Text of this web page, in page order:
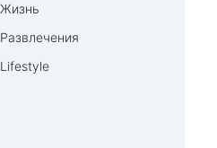
Жизнь
Развлечения
Lifestyle